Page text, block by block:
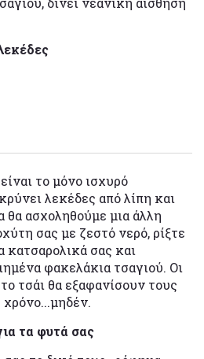
το μόνο ισχυρό
λεκέδες από λίπη και
θα ασχοληθούμε μια άλλη
σας με ζεστό νερό, ρίξτε
κατσαρολικά σας και
φακελάκια τσαγιού. Οι
τσάι θα εξαφανίσουν τους
τα φυτά σας